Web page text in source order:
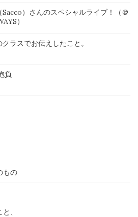
Sacco）さんのスペシャルライブ！（＠
）
クラスでお伝えしたこと。
負
もの
、